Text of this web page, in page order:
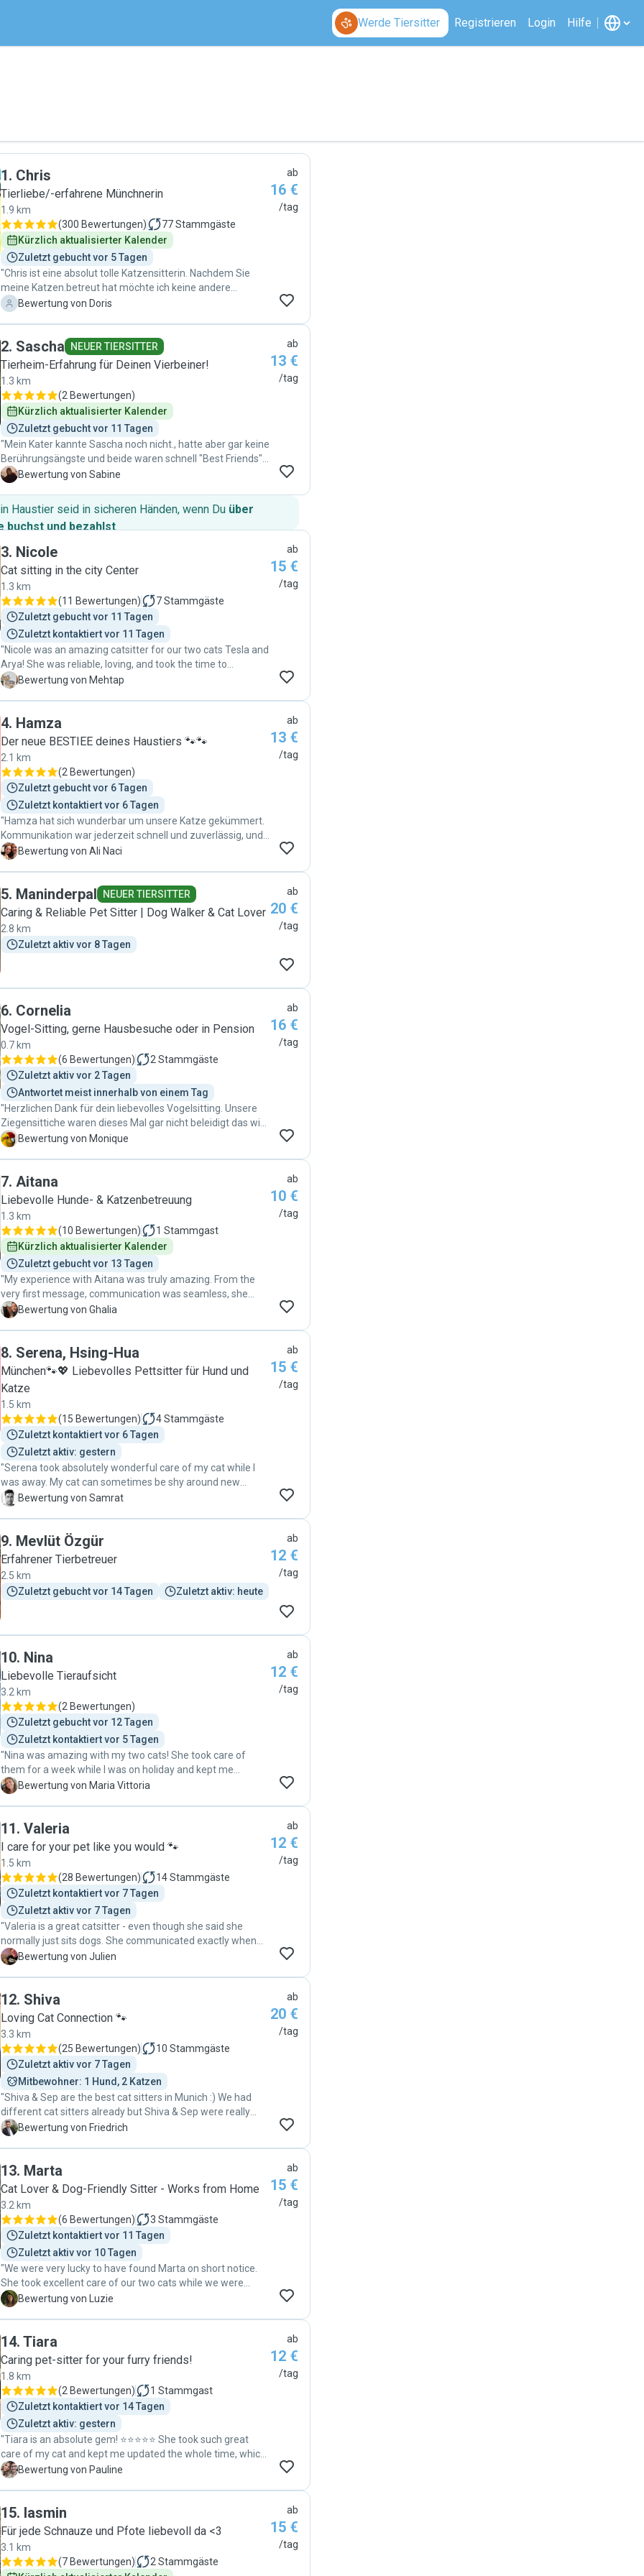
Werde Tiersitter Registrieren Login Hilfe
1. Chris
Tierliebe/-erfahrene Münchnerin
1.9 km
(300 Bewertungen) 77Stammgäste
Kürzlich aktualisierter Kalender
Zuletzt gebucht vor 5 Tagen
"Chris ist eine absolut tolle Katzensitterin. Nachdem Sie
meine Katzen.betreut hat möchte ich keine andere
Katzensitterin mehr für meine 2 Katzen. Sie hat sofort
Manju gar nicht einfach ist. Sie hat sich zu 100 Prozent an
alle Absprachen gehalten , war absolut zuverlässig und ich
habe mich täglich über ihre Berichte und Fotos gefreut, so
dass ich meinen Urlaub genießen konnte, ohne mich einmal
um meine Katzen zu sorgen. Die Kommunikation war sehr ,
sehr unkompliziert und ich merkte sofort, dass Chris eine
sehr erfahrene und liebevolle Katzensitterin ist. Liebe Chris
nochmal einen ganz ganz herzlichen Dank für Deine tolle
Katzenbetreuung."
D Bewertung von Doris
ab
16 €
/tag
2. Sascha NEUER TIERSITTER
Tierheim-Erfahrung für Deinen Vierbeiner!
1.3 km
(2 Bewertungen)
Kürzlich aktualisierter Kalender
Zuletzt gebucht vor 11 Tagen
"Mein Kater kannte Sascha noch nicht., hatte aber gar keine
Berührungsängste und beide waren schnell "Best Friends".
Alles top und sehr gerne wieder. Liebe Grüße""
S Bewertung von Sabine
ab
13 €
/tag
Haustier seid in sicheren Händen, wenn Du über
buchst und bezahlst.
3. Nicole
Cat sitting in the city Center
1.3 km
(11 Bewertungen) 7Stammgäste
Zuletzt gebucht vor 11 Tagen
Zuletzt kontaktiert vor 11 Tagen
"Nicole was an amazing catsitter for our two cats Tesla and
Arya! She was reliable, loving, and took the time to
understand their personalities. We got regular updates,
anyone looking for a caring and trustworthy sitter 😊"
M Bewertung von Mehtap
ab
15 €
/tag
4. Hamza
Der neue BESTIEE deines Haustiers 🐾🐾
2.1 km
(2 Bewertungen)
Zuletzt gebucht vor 6 Tagen
Zuletzt kontaktiert vor 6 Tagen
"Hamza hat sich wunderbar um unsere Katze gekümmert.
Kommunikation war jederzeit schnell und zuverlässig, und
wir haben uns während unserer Abwesenheit keine Sorgen
A Bewertung von Ali Naci
ab
13 €
/tag
5. Maninderpal NEUER TIERSITTER
Caring & Reliable Pet Sitter | Dog Walker & Cat Lover
2.8 km
Zuletzt aktiv vor 8 Tagen
ab
20 €
/tag
6. Cornelia
Vogel-Sitting, gerne Hausbesuche oder in Pension
0.7 km
(6 Bewertungen) 2 Stammgäste
Zuletzt aktiv vor 2 Tagen
Antwortet meist innerhalb von einem Tag
"Herzlichen Dank für dein liebevolles Vogelsitting. Unsere
Ziegensittiche waren dieses Mal gar nicht beleidigt das wir
weg waren. Sie hatten eine tolle Zeit mit dir und wurden
M Bewertung von Monique
ab
16 €
/tag
7. Aitana
Liebevolle Hunde- & Katzenbetreuung
1.3 km
(10 Bewertungen) 1 Stammgast
Kürzlich aktualisierter Kalender
Zuletzt gebucht vor 13 Tagen
"My experience with Aitana was truly amazing. From the
very first message, communication was seamless, she
responded promptly and kept me updated throughout. She
to anyone looking for a trustworthy and loving cat sitter 😊 "
G Bewertung von Ghalia
ab
10 €
/tag
8. Serena, Hsing-Hua
München🐾💖 Liebevolles Pettsitter für Hund und
Katze
1.5 km
(15 Bewertungen) 4Stammgäste
Zuletzt kontaktiert vor 6 Tagen
Zuletzt aktiv: gestern
"Serena took absolutely wonderful care of my cat while I
was away. My cat can sometimes be shy around new
people, but Serena was incredibly patient and gentle, and it
box—and also gave her the playtime and affection she
loves. I especially appreciated the daily updates with photos
reassuring to know my cat was not just being looked after,
but really cared for. When I returned, my cat was happy,
S Bewertung von Samrat
ab
15 €
/tag
9. Mevlüt Özgür
Erfahrener Tierbetreuer
2.5 km
Zuletzt gebucht vor 14 Tagen
Zuletzt aktiv: heute
ab
12 €
/tag
10. Nina
Liebevolle Tieraufsicht
3.2 km
(2 Bewertungen)
Zuletzt gebucht vor 12 Tagen
Zuletzt kontaktiert vor 5 Tagen
"Nina was amazing with my two cats! She took care of
them for a week while I was on holiday and kept me
updated every day with photos and messages. When I
food and water. She’s quick to reply, super flexible, and
simply great to work with. Highly recommended!"
M Bewertung von Maria Vittoria
ab
12 €
/tag
11. Valeria
I care for your pet like you would 🐾
1.5 km
(28 Bewertungen) 14Stammgäste
Zuletzt kontaktiert vor 7 Tagen
Zuletzt aktiv vor 7 Tagen
"Valeria is a great catsitter - even though she said she
normally just sits dogs. She communicated exactly when
she would come to visit and spend so much time with our
J Bewertung von Julien
ab
12 €
/tag
12. Shiva
Loving Cat Connection 🐾
3.3 km
(25 Bewertungen) 10 Stammgäste
Zuletzt aktiv vor 7 Tagen
Mitbewohner: 1 Hund, 2 Katzen
"Shiva & Sep are the best cat sitters in Munich :) We had
different cat sitters already but Shiva & Sep were really
great. We g "
F Bewertung von Friedrich
ab
20 €
/tag
13. Marta
Cat Lover & Dog-Friendly Sitter - Works from Home
3.2 km
(6 Bewertungen) 3 Stammgäste
Zuletzt kontaktiert vor 11 Tagen
Zuletzt aktiv vor 10 Tagen
"We were very lucky to have found Marta on short notice.
She took excellent care of our two cats while we were
away. Communication was super easy, and she was very
L Bewertung von Luzie
ab
15 €
/tag
14. Tiara
Caring pet-sitter for your furry friends!
1.8 km
(2 Bewertungen) 1 Stammgast
Zuletzt kontaktiert vor 14 Tagen
Zuletzt aktiv: gestern
"Tiara is an absolute gem! ⭐️⭐️⭐️⭐️⭐️ She took such great
care of my cat and kept me updated the whole time, which
gave me total peace of mind. My cat was relaxed and
and caring sitter."
P Bewertung von Pauline
ab
12 €
/tag
15. Iasmin
Für jede Schnauze und Pfote liebevoll da <3
3.1 km
(7 Bewertungen) 2 Stammgäste
ab
15 €
/tag